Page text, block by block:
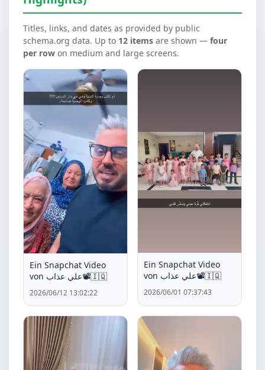
Titles, links, and dates as provided by public
schema.org data. Up to 12 items are shown — four
per row on medium and large screens.
Ein Snapchat Video
von علي عذاب📽️🇮🇶
2026/06/12 13:02:22
Ein Snapchat Video
von علي عذاب📽️🇮🇶
2026/06/01 07:37:43